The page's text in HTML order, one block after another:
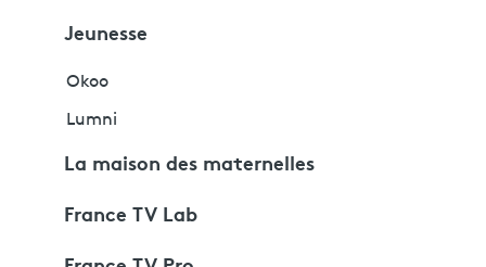
Jeunesse
Okoo
Lumni
La maison des maternelles
France TV Lab